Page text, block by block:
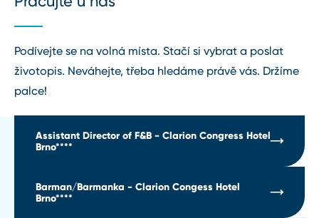
Podívejte se na volná místa. Stačí si vybrat a poslat
životopis. Neváhejte, třeba hledáme právě vás. Držíme
palce!
Assistant Director of F&B - Clarion Congress Hotel
Brno****
Barman/Barmanka - Clarion Congess Hotel
Brno****